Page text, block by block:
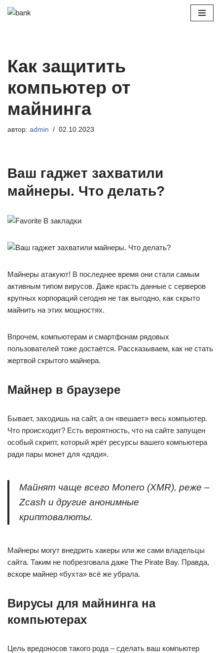
Как защитить
компьютер от
майнинга
автор: admin 02.10.2023
Ваш гаджет захватили
майнеры. Что делать?
В закладки
Майнеры атакуют! В последнее время они стали самым
активным типом вирусов. Даже красть данные с серверов
крупных корпораций сегодня не так выгодно, как скрыто
майнить на этих мощностях.
Впрочем, компьютерам и смартфонам рядовых
пользователей тоже достаётся. Рассказываем, как не стать
жертвой скрытого майнера.
Майнер в браузере
Бывает, заходишь на сайт, а он «вешает» весь компьютер.
Что происходит? Есть вероятность, что на сайте запущен
особый скрипт, который жрёт ресурсы вашего компьютера
ради пары монет для «дяди».
Майнят чаще всего Monero (XMR), реже –
Zcash и другие анонимные
криптовалюты.
Майнеры могут внедрить хакеры или же сами владельцы
сайта. Таким не побрезговала даже The Pirate Bay. Правда,
вскоре майнер «бухта» всё же убрала.
Вирусы для майнинга на
компьютерах
Цель вредоносов такого рода – сделать ваш компьютер